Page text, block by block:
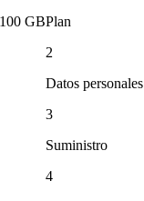
GBPlan
2
Datos personales
3
Suministro
4